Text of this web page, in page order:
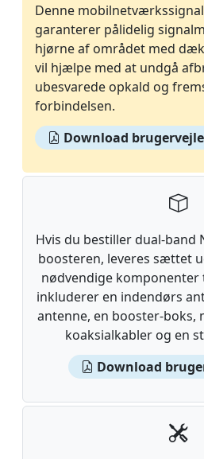
Denne
garanterer pålidelig
hjørne af området med
vil hjælpe med at undgå
ubesvarede opkald og
forbindelsen.
Download
Hvis du bestiller dual-band
boosteren, leveres sættet
nødvendige
inkluderer en indendørs
antenne, en booster-boks,
koaksialkabler og en
Download